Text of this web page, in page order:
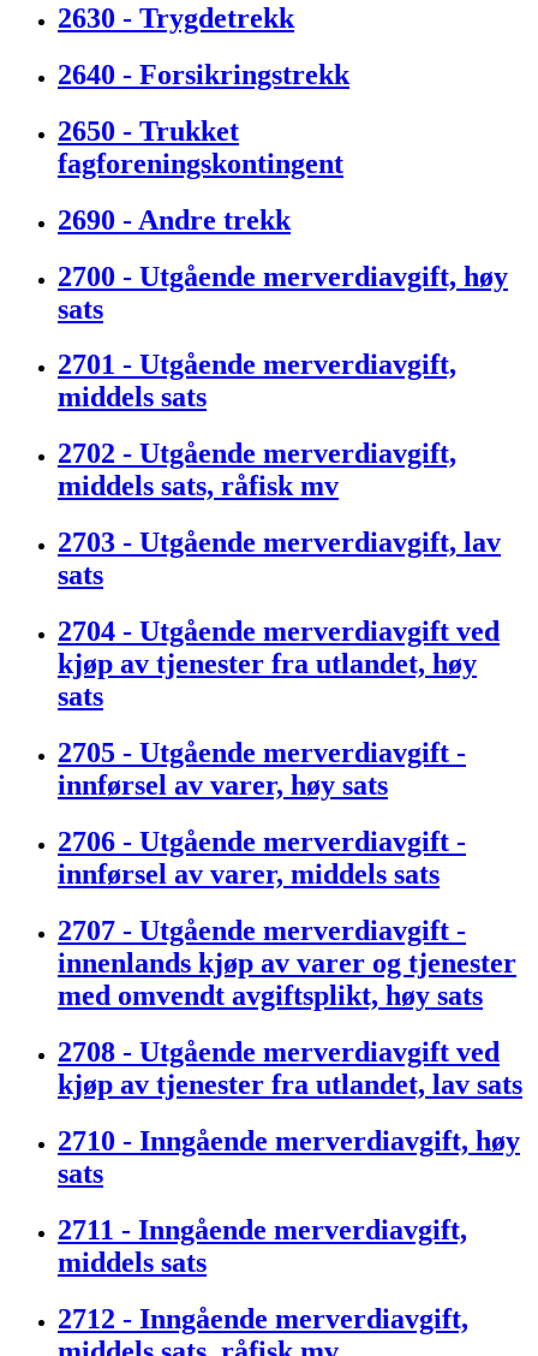
2630 - Trygdetrekk
2640 - Forsikringstrekk
2650 - Trukket
fagforeningskontingent
2690 - Andre trekk
2700 - Utgående merverdiavgift, høy
sats
2701 - Utgående merverdiavgift,
middels sats
2702 - Utgående merverdiavgift,
middels sats, råfisk mv
2703 - Utgående merverdiavgift, lav
sats
2704 - Utgående merverdiavgift ved
kjøp av tjenester fra utlandet, høy
sats
2705 - Utgående merverdiavgift -
innførsel av varer, høy sats
2706 - Utgående merverdiavgift -
innførsel av varer, middels sats
2707 - Utgående merverdiavgift -
innenlands kjøp av varer og tjenester
med omvendt avgiftsplikt, høy sats
2708 - Utgående merverdiavgift ved
kjøp av tjenester fra utlandet, lav sats
2710 - Inngående merverdiavgift, høy
sats
2711 - Inngående merverdiavgift,
middels sats
2712 - Inngående merverdiavgift,